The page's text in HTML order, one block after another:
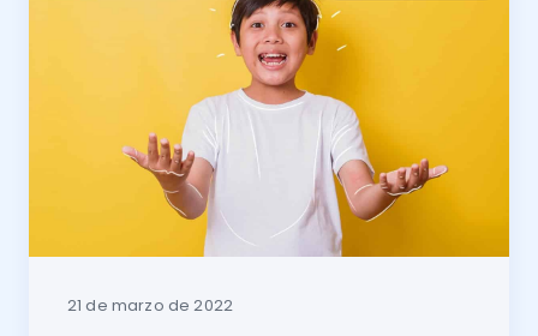
21 de marzo de 2022